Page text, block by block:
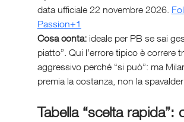
data ufficiale 22 novembre 2026.
Passion+1
Cosa conta: ideale per PB se sai
piatto”. Qui l’errore tipico è correre
aggressivo perché “si può”: ma
premia la costanza, non la
Tabella “scelta rapida”: